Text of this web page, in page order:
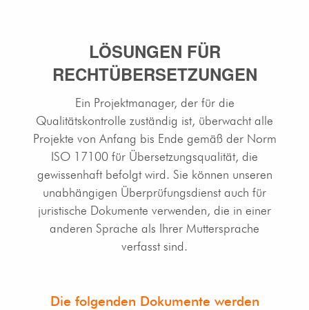
LÖSUNGEN FÜR
RECHTÜBERSETZUNGEN
Ein Projektmanager, der für die
Qualitätskontrolle zuständig ist, überwacht alle
Projekte von Anfang bis Ende gemäß der Norm
ISO 17100 für Übersetzungsqualität, die
gewissenhaft befolgt wird. Sie können unseren
unabhängigen Überprüfungsdienst auch für
juristische Dokumente verwenden, die in einer
anderen Sprache als Ihrer Muttersprache
verfasst sind.
Die folgenden Dokumente werden